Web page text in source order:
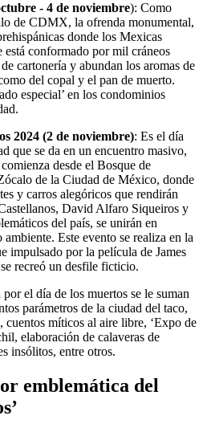
- 4 de noviembre): Como
de CDMX, la ofrenda monumental,
donde los Mexicas
está conformado por mil cráneos
cartonería y abundan los aromas de
del copal y el pan de muerto.
especial’ en los condominios
2024 (2 de noviembre): Es el día
que se da en un encuentro masivo,
desde el Bosque de
de la Ciudad de México, donde
y carros alegóricos que rendirán
David Alfaro Siqueiros y
del país, se unirán en
Este evento se realiza en la
impulsado por la película de James
recreó un desfile ficticio.
el día de los muertos se le suman
parámetros de la ciudad del taco,
cuentos míticos al aire libre, ‘Expo de
elaboración de calaveras de
insólitos, entre otros.
emblemática del